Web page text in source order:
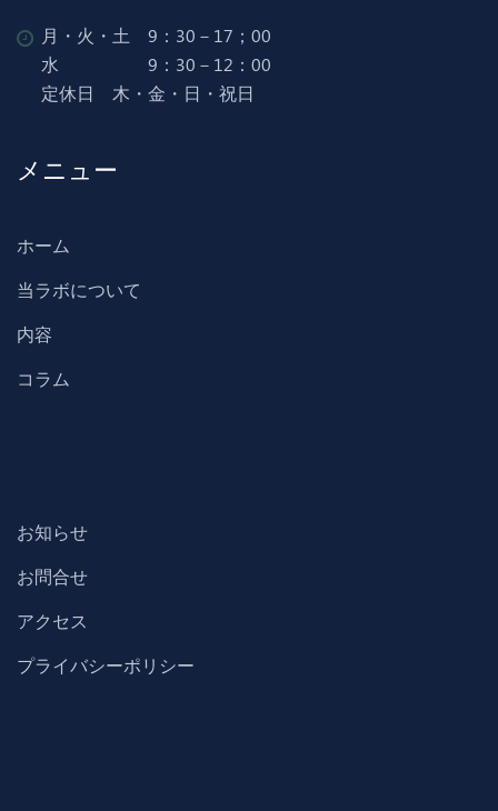
月・火・土 9：30－17；00
水 9：30－12：00
定休日 木・金・日・祝日
メニュー
ホーム
当ラボについて
内容
コラム
お知らせ
お問合せ
アクセス
プライバシーポリシー